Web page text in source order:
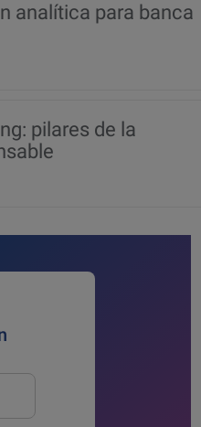
analítica para banca
pilares de la